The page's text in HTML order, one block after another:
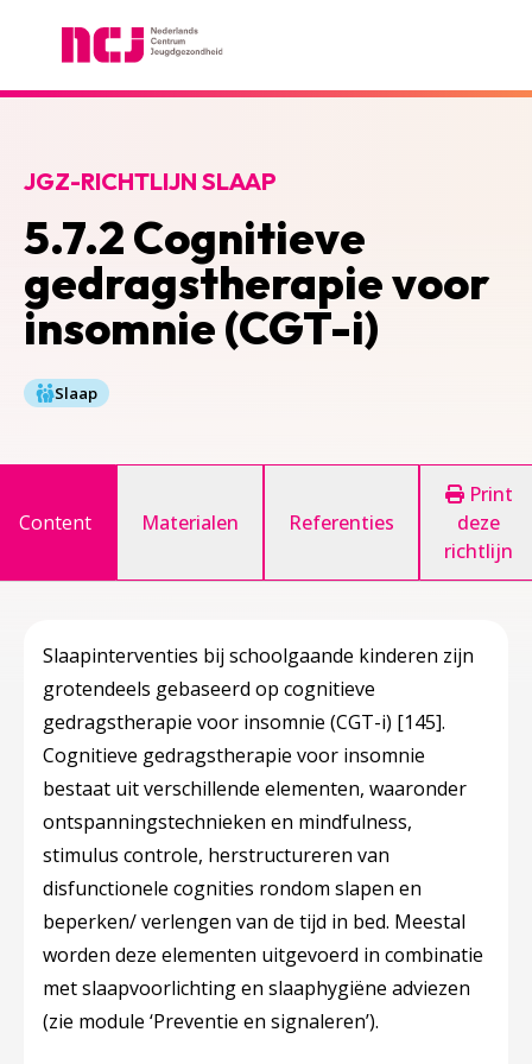
5.7.2 Cognitieve
gedragstherapie voor
insomnie (CGT-i)
JGZ-RICHTLIJN SLAAP
Slaap
Content Materialen Referenties
Print
deze
richtlijn
Slaapinterventies bij schoolgaande kinderen zijn
grotendeels gebaseerd op cognitieve
gedragstherapie voor insomnie (CGT-i) [145].
Cognitieve gedragstherapie voor insomnie
bestaat uit verschillende elementen, waaronder
ontspanningstechnieken en mindfulness,
stimulus controle, herstructureren van
disfunctionele cognities rondom slapen en
beperken/ verlengen van de tijd in bed. Meestal
worden deze elementen uitgevoerd in combinatie
met slaapvoorlichting en slaaphygiëne adviezen
(zie module ‘Preventie en signaleren’).